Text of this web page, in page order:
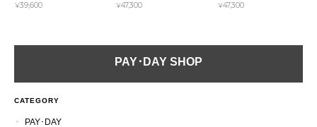
¥39,600 ¥47,300 ¥47,300
PAY･DAY SHOP
CATEGORY
PAY･DAY